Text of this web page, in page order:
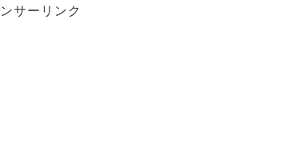
サーリンク